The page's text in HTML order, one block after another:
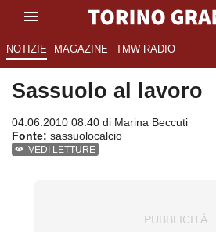
NOTIZIE MAGAZINE TMW RADIO
Sassuolo al lavoro
04.06.2010 08:40 di Marina Beccuti
Fonte: sassuolocalcio
VEDI LETTURE